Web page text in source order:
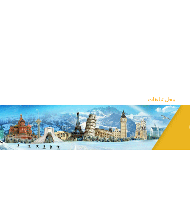
محل تبلیغات: